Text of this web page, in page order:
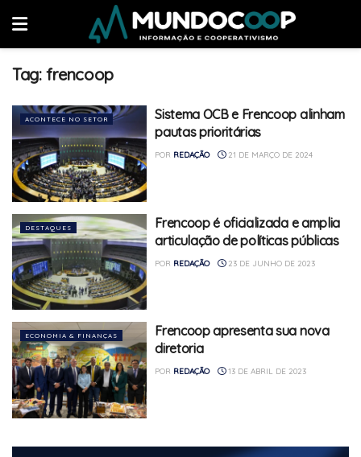
Tag: frencoop
ACONTECE NO SETOR
Sistema OCB e Frencoop alinham
pautas prioritárias
POR REDAÇÃO 21 DE MARÇO DE 2024
DESTAQUES
Frencoop é oficializada e amplia
articulação de políticas públicas
POR REDAÇÃO 23 DE JUNHO DE 2023
ECONOMIA & FINANÇAS
Frencoop apresenta sua nova
diretoria
POR REDAÇÃO 13 DE ABRIL DE 2023